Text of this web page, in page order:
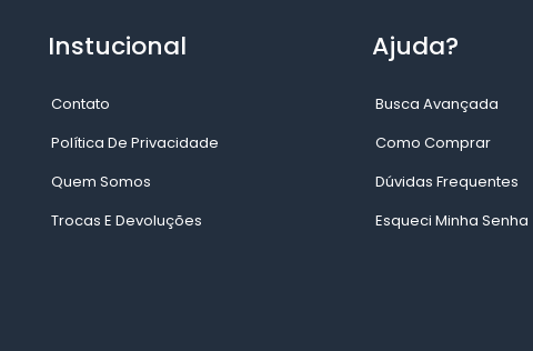
Instucional
Contato
Política De Privacidade
Quem Somos
Trocas E Devoluções
Ajuda?
Busca Avançada
Como Comprar
Dúvidas Frequentes
Esqueci Minha Senha